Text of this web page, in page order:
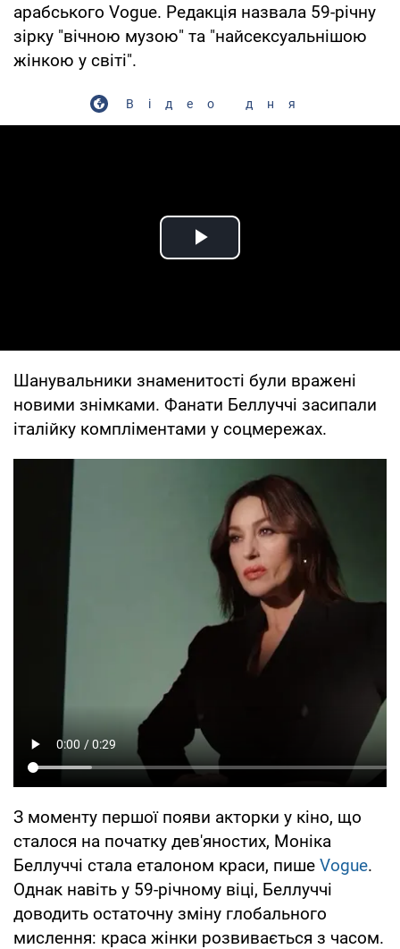
арабського Vogue. Редакція назвала 59-річну
зірку "вічною музою" та "найсексуальнішою
жінкою у світі".
Відео дня
Play Video
Шанувальники знаменитості були вражені
новими знімками. Фанати Беллуччі засипали
італійку компліментами у соцмережах.
З моменту першої появи акторки у кіно, що
сталося на початку дев'яностих, Моніка
Беллуччі стала еталоном краси, пише Vogue.
Однак навіть у 59-річному віці, Беллуччі
доводить остаточну зміну глобального
мислення: краса жінки розвивається з часом.